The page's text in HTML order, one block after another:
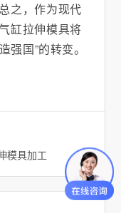
之，作为现代
缸拉伸模具将
强国”的转变。
模具加工